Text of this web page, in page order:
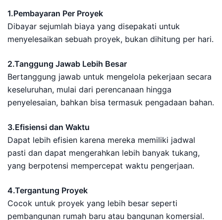
1.Pembayaran Per Proyek
Dibayar sejumlah biaya yang disepakati untuk
menyelesaikan sebuah proyek, bukan dihitung per hari.
2.Tanggung Jawab Lebih Besar
Bertanggung jawab untuk mengelola pekerjaan secara
keseluruhan, mulai dari perencanaan hingga
penyelesaian, bahkan bisa termasuk pengadaan bahan.
3.Efisiensi dan Waktu
Dapat lebih efisien karena mereka memiliki jadwal
pasti dan dapat mengerahkan lebih banyak tukang,
yang berpotensi mempercepat waktu pengerjaan.
4.Tergantung Proyek
Cocok untuk proyek yang lebih besar seperti
pembangunan rumah baru atau bangunan komersial.